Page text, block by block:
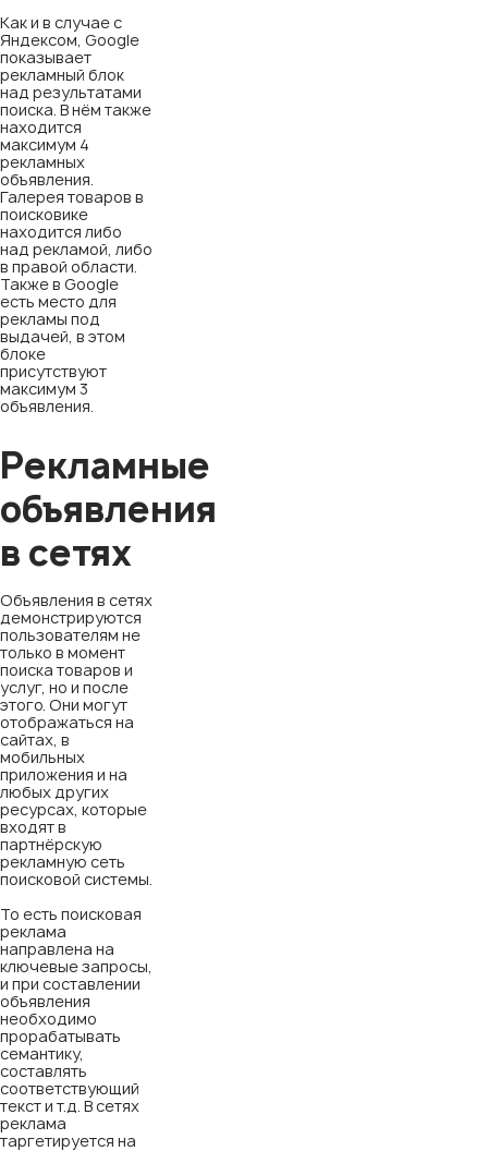
Как и в случае с
Яндексом, Google
показывает
рекламный блок
над результатами
поиска. В нём также
находится
максимум 4
рекламных
объявления.
Галерея товаров в
поисковике
находится либо
над рекламой, либо
в правой области.
Также в Google
есть место для
рекламы под
выдачей, в этом
блоке
присутствуют
максимум 3
объявления.
Рекламные
объявления
в сетях
Объявления в сетях
демонстрируются
пользователям не
только в момент
поиска товаров и
услуг, но и после
этого. Они могут
отображаться на
сайтах, в
мобильных
приложения и на
любых других
ресурсах, которые
входят в
партнёрскую
рекламную сеть
поисковой системы.
То есть поисковая
реклама
направлена на
ключевые запросы,
и при составлении
объявления
необходимо
прорабатывать
семантику,
составлять
соответствующий
текст и т.д. В сетях
реклама
таргетируется на